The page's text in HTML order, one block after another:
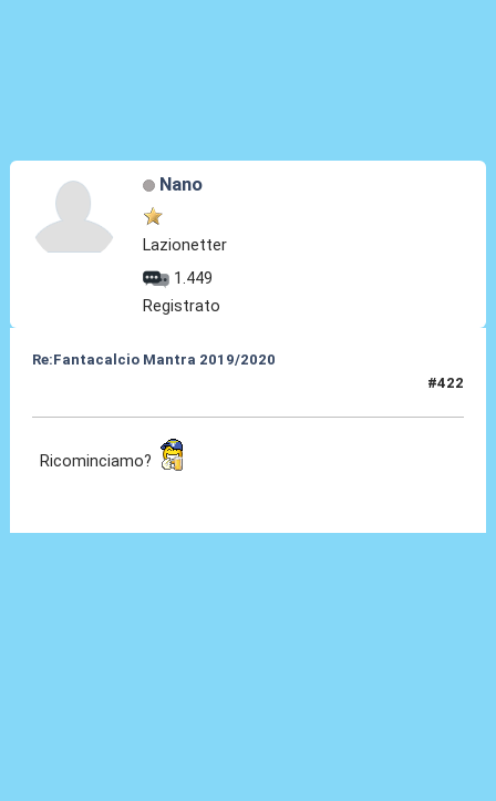
Nano
Lazionetter
1.449
Registrato
Re:Fantacalcio Mantra 2019/2020
#422
Ricominciamo?